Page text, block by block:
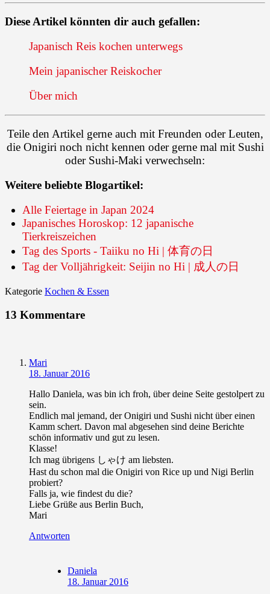
Diese Artikel könnten dir auch gefallen:
Japanisch Reis kochen unterwegs
Mein japanischer Reiskocher
Über mich
Teile den Artikel gerne auch mit Freunden oder Leuten,
die Onigiri noch nicht kennen oder gerne mal mit Sushi
oder Sushi-Maki verwechseln:
Weitere beliebte Blogartikel:
Alle Feiertage in Japan 2024
Japanisches Horoskop: 12 japanische
Tierkreiszeichen
Tag des Sports - Taiiku no Hi | 体育の日
Tag der Volljährigkeit: Seijin no Hi | 成人の日
Kategorie Kochen & Essen
13 Kommentare
Mari
18. Januar 2016
Hallo Daniela, was bin ich froh, über deine Seite gestolpert zu
sein.
Endlich mal jemand, der Onigiri und Sushi nicht über einen
Kamm schert. Davon mal abgesehen sind deine Berichte
schön informativ und gut zu lesen.
Klasse!
Ich mag übrigens しゃけ am liebsten.
Hast du schon mal die Onigiri von Rice up und Nigi Berlin
probiert?
Falls ja, wie findest du die?
Liebe Grüße aus Berlin Buch,
Mari
Antworten
Daniela
18. Januar 2016